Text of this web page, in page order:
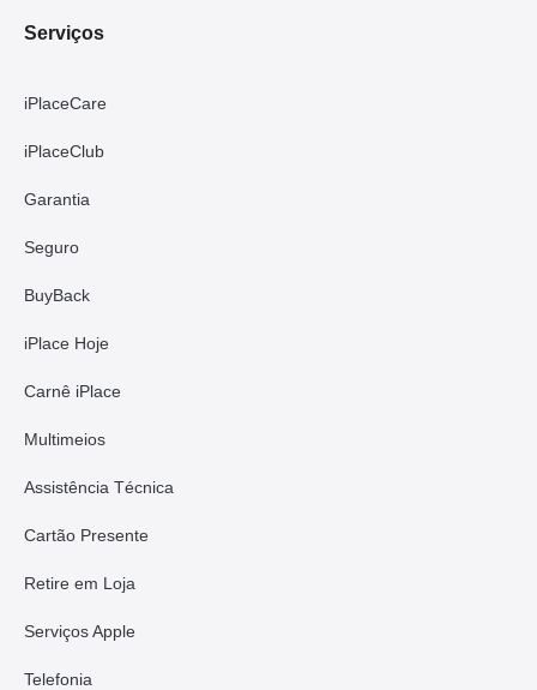
Serviços
iPlaceCare
iPlaceClub
Garantia
Seguro
BuyBack
iPlace Hoje
Carnê iPlace
Multimeios
Assistência Técnica
Cartão Presente
Retire em Loja
Serviços Apple
Telefonia